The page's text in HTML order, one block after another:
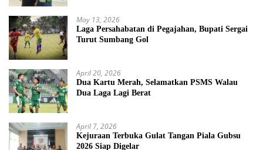
May 13, 2026
Laga Persahabatan di Pegajahan, Bupati Sergai
Turut Sumbang Gol
April 20, 2026
Dua Kartu Merah, Selamatkan PSMS Walau
Dua Laga Lagi Berat
April 7, 2026
Kejuraan Terbuka Gulat Tangan Piala Gubsu
2026 Siap Digelar